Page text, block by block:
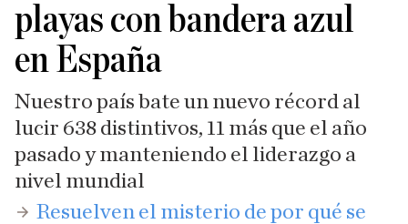
playas con bandera azul
en España
Nuestro país bate un nuevo récord al
lucir 638 distintivos, 11 más que el año
pasado y manteniendo el liderazgo a
nivel mundial
​Resuelven el misterio de por qué se